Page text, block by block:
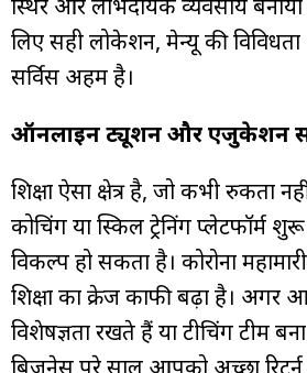
लिए सही लोकेशन, मेन्यू की
सर्विस अहम है।
ऑनलाइन ट्यूशन और एजुकेशन
शिक्षा ऐसा क्षेत्र है, जो कभी रुकता
कोचिंग या स्किल ट्रेनिंग प्लेटफॉर्म
विकल्प हो सकता है। कोरोना
शिक्षा का क्रेज काफी बढ़ा है। अगर
विशेषज्ञता रखते हैं या टीचिंग टीम
बिजनेस पूरे साल आपको अच्छा